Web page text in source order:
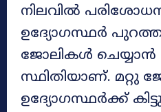
നിലവിൽ
ഉദ്യോഗസ്ഥർ
ജോലികൾ ചെയ്യാൻ
സ്ഥിതിയാണ്. മറ്റു
ഉദ്യോഗസ്ഥർക്ക്